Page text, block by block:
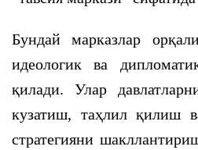
Бундай марказлар
идеологик ва
қилади. Улар
кузатиш, таҳлил қилиш
стратегияни